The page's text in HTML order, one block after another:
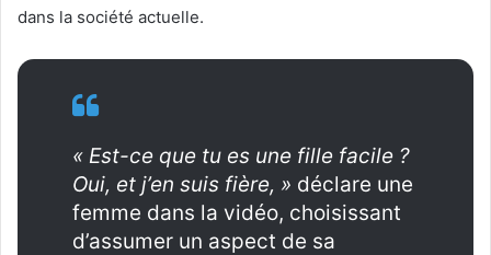
dans la société actuelle.
« Est-ce que tu es une fille facile ?
Oui, et j’en suis fière, » déclare une
femme dans la vidéo, choisissant
d’assumer un aspect de sa